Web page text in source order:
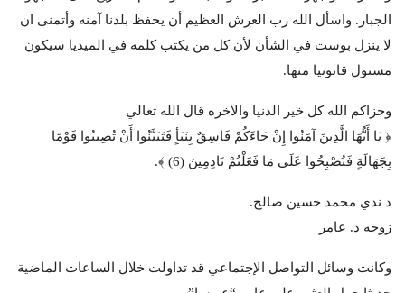
الجبار. واسأل الله رب العرش العظيم أن يحفظ بلدنا آمنه وأتمنى ان
لا ينزل بوست في الشأن لأن كل من يكتب كلمه في الميديا سيكون
مسىول قانونيا منها.
وجزاكم الله كل خير الدنيا والاخره قال الله تعالي
﴿ يَا أَيُّهَا الَّذِينَ آمَنُوا إِنْ جَاءَكُمْ فَاسِقٌ بِنَبَأٍ فَتَبَيَّنُوا أَنْ تُصِيبُوا قَوْمًا
بِجَهَالَةٍ فَتُصْبِحُوا عَلَى مَا فَعَلْتُمْ نَادِمِينَ (6) ﴾.
د ندي محمد حسين صالح.
زوجه د. عامر
وكانت وسائل التواصل الإجتماعي قد تداولت خلال الساعات الماضية